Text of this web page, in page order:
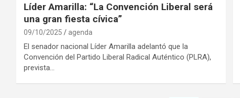
Líder Amarilla: “La Convención Liberal será
una gran fiesta cívica”
09/10/2025 agenda
El senador nacional Líder Amarilla adelantó que la
Convención del Partido Liberal Radical Auténtico (PLRA),
prevista…